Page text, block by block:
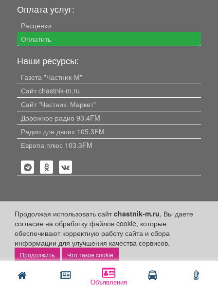
Объявления
Продолжая использовать сайтchastnik-m.ru, Вы даете
согласие на обработку файлов cookie, которые
обеспечивают корректную работу сайта и сбора
информации для улучшения качества сервисов.
Что такое cookie
Оплата услуг:
Расценки
Оплатить
Наши ресурсы:
Газета "Частник-М"
Сайт chastnik-m.ru
Сайт "Частник. Маркет"
Дорожное радио 93.4FM
Радио для двоих 105.3FM
Европа плюс 103.3FM
Политика конфиденциальности
Публикации с пометкой «Реклама», «На правах рекламы»,
«Партнёрский проект» оплачены рекламодателем.
Редакция сайта не несет ответственности за достоверность
информации, содержащейся в рекламных материалах и
объявлениях.
+16 © 2006-2026 ООО "Частник-М"